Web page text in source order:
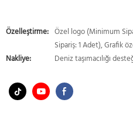
Özelleştirme: Özel logo (Minimum
Sipariş: 1 Adet), Grafik
Nakliye:
Deniz taşımacılığı